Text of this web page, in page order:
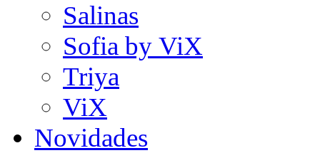
Salinas
Sofia by ViX
Triya
ViX
Novidades